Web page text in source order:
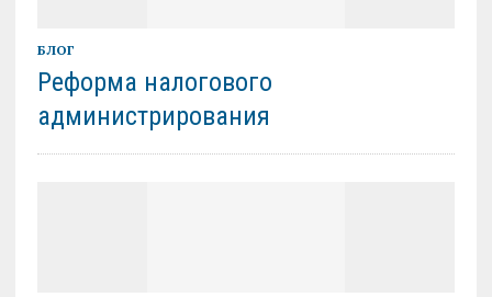
БЛОГ
Реформа налогового
администрирования